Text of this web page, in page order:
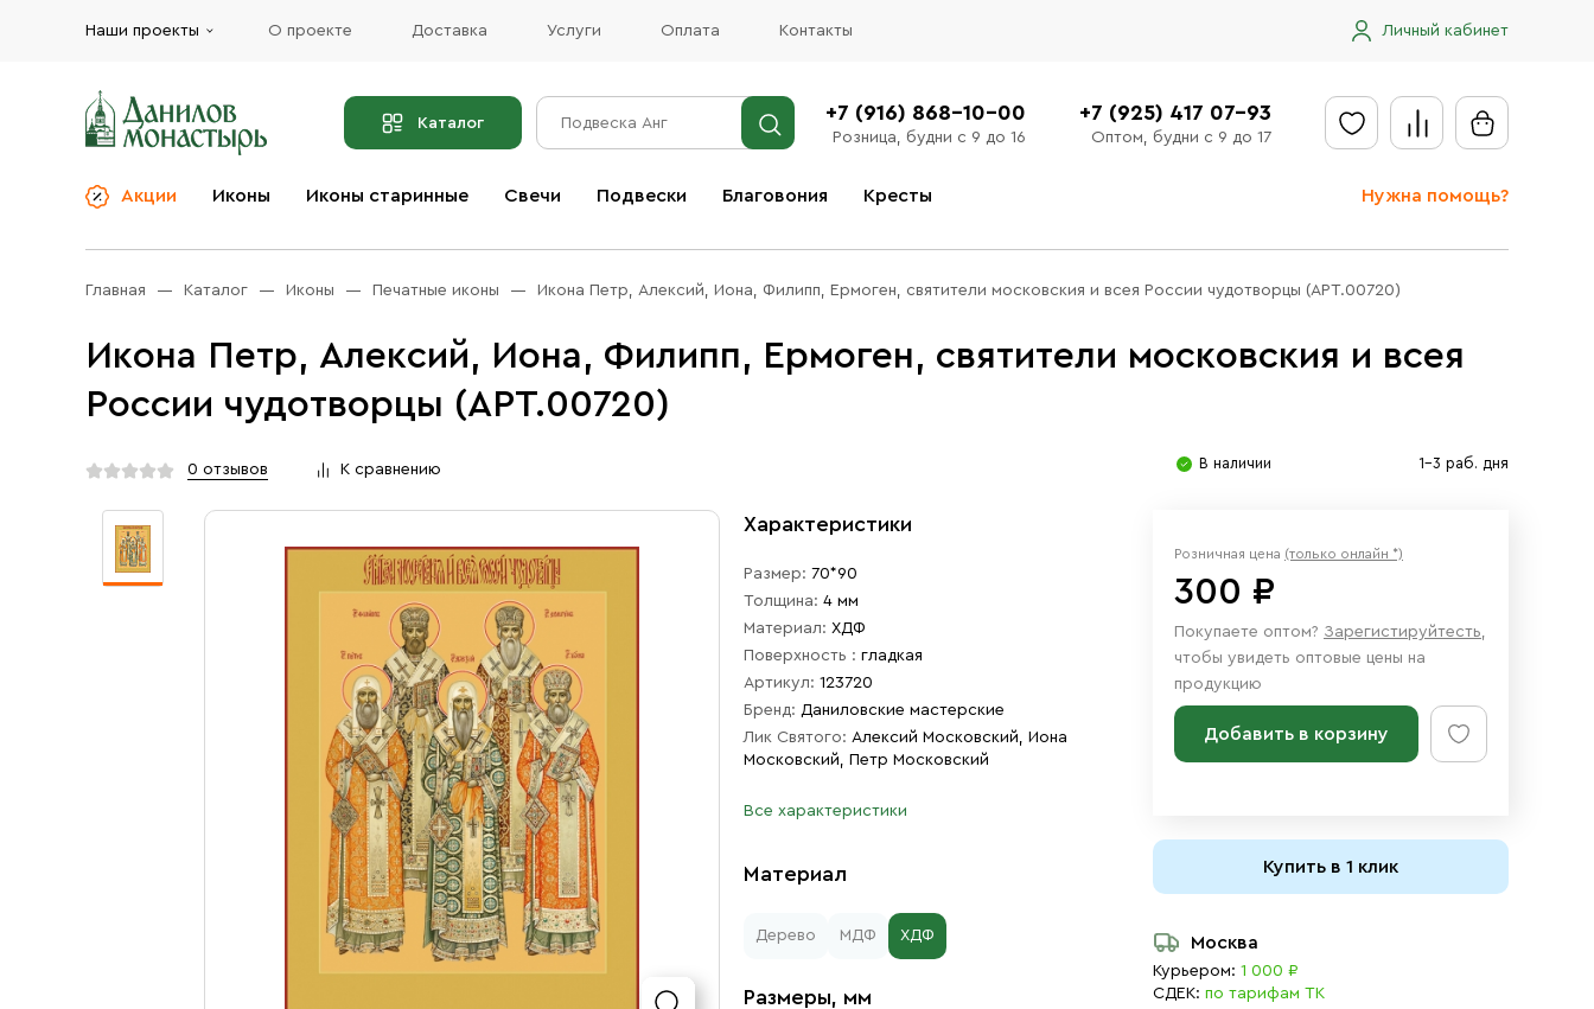
Наши проекты О проекте Доставка Услуги Оплата Контакты Личный кабинет
Каталог +7 (916) 868-10-00
Розница, будни с 9 до 16
+7 (925) 417 07-93
Оптом, будни с 9 до 17
Акции Иконы Иконы старинные Свечи Подвески Благовония Кресты Нужна помощь?
Отправить заявку
Доставка в регионы
Акции
Церковная утварь
Иконы
Разное
Ювелирные изделия
Бренды
Услуги
Оплата
Главная Каталог Иконы Печатные иконы Икона Петр, Алексий, Иона, Филипп, Ермоген, святители московския и всея России чудотворцы (АРТ.00720)
Икона Петр, Алексий, Иона, Филипп, Ермоген, святители московския и всея
России чудотворцы (АРТ.00720)
0 отзывов К сравнению В наличии 1-3 раб. дня
Характеристики
Размер: 70*90
Толщина: 4 мм
Материал: ХДФ
Поверхность : гладкая
Артикул: 123720
Бренд: Даниловские мастерские
Лик Святого: Алексий Московский, Иона
Московский, Петр Московский
Все характеристики
Материал
Дерево МДФ ХДФ
Размеры, мм
Розничная цена (только онлайн *)
300 ₽
Покупаете оптом? Зарегистируйтесть,
чтобы увидеть оптовые цены на
продукцию
Добавить в корзину
Купить в 1 клик
Москва
Курьером: 1 000 ₽
СДЕК: по тарифам ТК